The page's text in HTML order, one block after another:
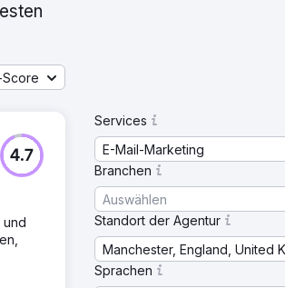
4.7
und
Services
E-Mail-Marketing
Branchen
Auswählen
Standort der Agentur
Manchester, England, United
Sprachen